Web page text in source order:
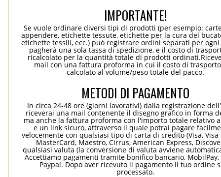
IMPORTANTE!
Se vuole ordinare diversi tipi di prodotti (per esempio:
appendere, etichette tessute, etichette per la cura del
etichette tessili, ecc.) può registrare ordini separati per
pagherà una sola tassa di spedizione, e il costo di
ricalcolato per la quantità totale di prodotti
mail con una fattura proforma in cui il costo di
calcolato al volume/peso totale del pacco.
METODI DI PAGAMENTO
In circa 24-48 ore (giorni lavorativi) dalla registrazione
riceverai una mail contenente il disegno grafico in forma
ma anche la fattura proforma con l'importo totale relativo
e un link sicuro, attraverso il quale potrai pagare
velocemente con qualsiasi tipo di carta di credito (Visa, Visa
MasterCard, Maestro, Cirrus, American Express,
qualsiasi valuta (la conversione di valuta avviene
Accettiamo pagamenti tramite bonifico bancario, MobilPay,
Paypal. Dopo aver ricevuto il pagamento il tuo ordine
processato.